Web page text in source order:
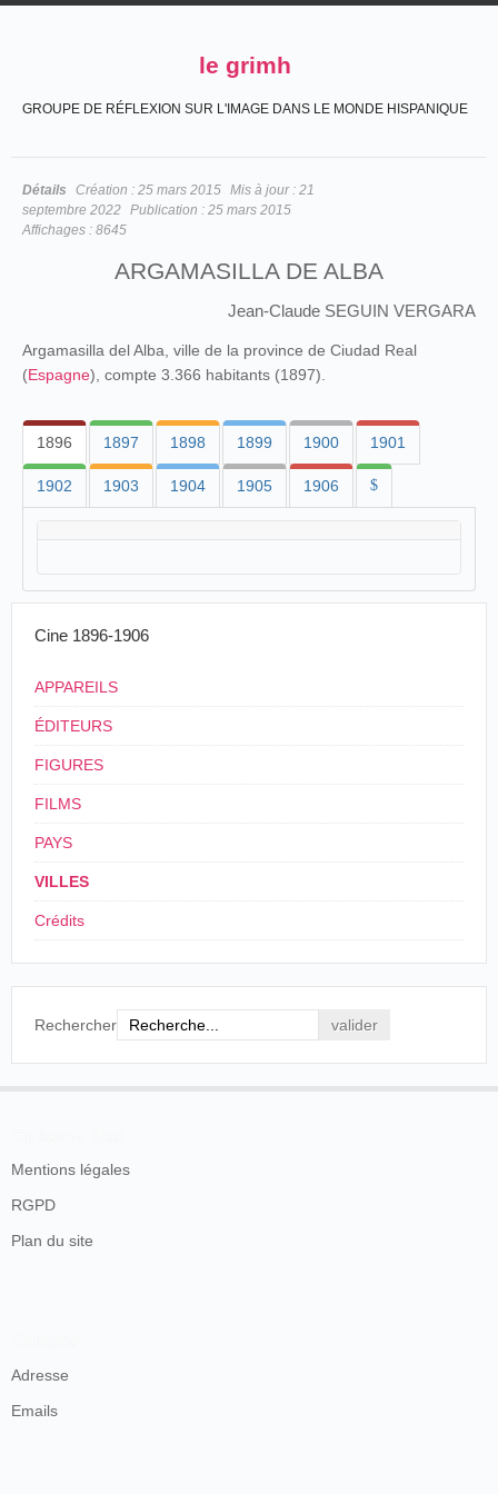
le grimh
GROUPE DE RÉFLEXION SUR L'IMAGE DANS LE MONDE HISPANIQUE
Détails Création : 25 mars 2015 Mis à jour : 21
septembre 2022 Publication : 25 mars 2015
Affichages : 8645
ARGAMASILLA DE ALBA
Jean-Claude SEGUIN VERGARA
Argamasilla del Alba, ville de la province de Ciudad Real
(Espagne), compte 3.366 habitants (1897).
1896 1897 1898 1899 1900 1901
1902 1903 1904 1905 1906 $
Cine 1896-1906
APPAREILS
ÉDITEURS
FIGURES
FILMS
PAYS
VILLES
Crédits
Rechercher
Mentions légales
RGPD
Plan du site
Adresse
Emails